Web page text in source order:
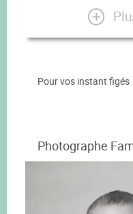
Pour vos instant figés
Photographe